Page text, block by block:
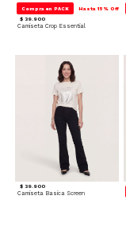
Compra en PACK Hasta 15% Off
$ 39.900
Camiseta Crop Essential
$ 39.900
Camiseta Basica Screen